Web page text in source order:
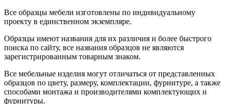
Все образцы мебели изготовлены по индивидуальному
проекту в единственном экземпляре.
Образцы имеют названия для их различия и более быстрого
поиска по сайту, все названия образцов не являются
зарегистрированным товарным знаком.
Все мебельные изделия могут отличаться от представленных
образцов по цвету, размеру, комплектации, фурнитуре, а также
способами монтажа и производителями комплектующих и
фурнитуры.